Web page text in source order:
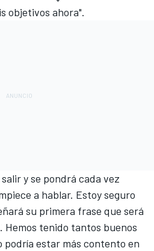
objetivos ahora".
y se pondrá cada vez
a hablar. Estoy seguro
su primera frase que será
Hemos tenido tantos buenos
podría estar más contento en